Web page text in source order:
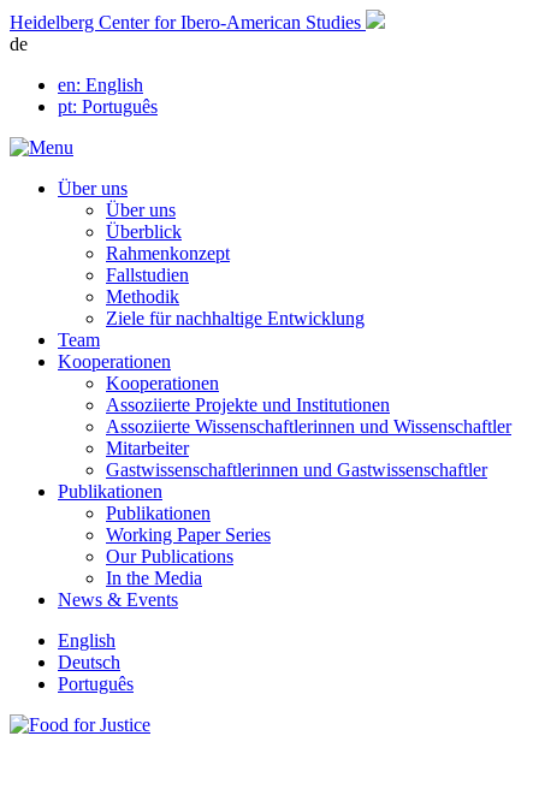
Skip
to
Heidelberg Center for Ibero-American Studies
de
en: English
pt: Português
Über uns
Über uns
Überblick
Rahmenkonzept
Fallstudien
Methodik
Ziele für nachhaltige Entwicklung
Team
Kooperationen
Kooperationen
Assoziierte Projekte und Institutionen
Assoziierte Wissenschaftlerinnen und Wissenschaftler
Mitarbeiter
Gastwissenschaftlerinnen und Gastwissenschaftler
Publikationen
Publikationen
Working Paper Series
Our Publications
In the Media
News & Events
English
Deutsch
Português